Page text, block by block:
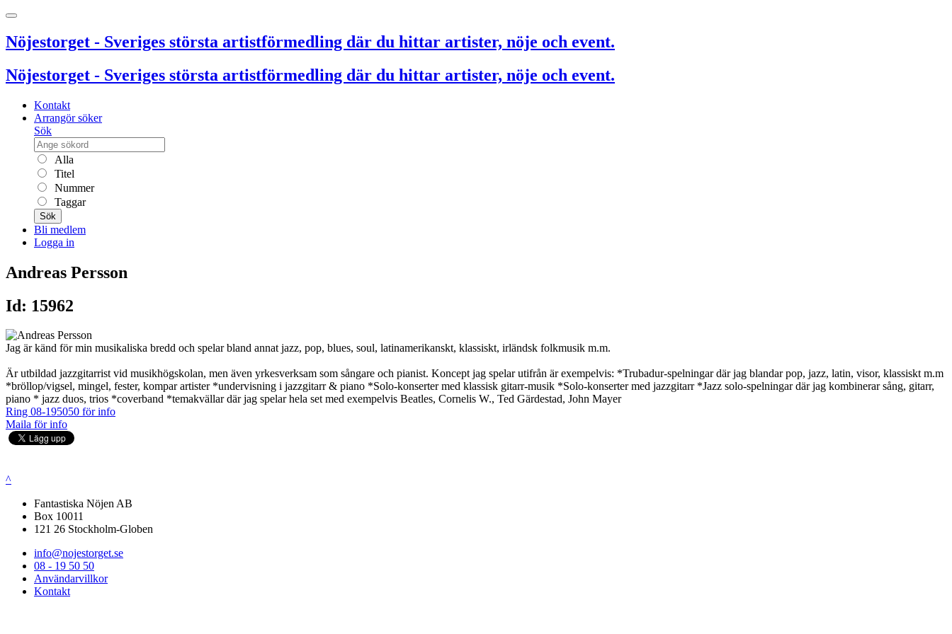
Nöjestorget - Sveriges största artistförmedling där du hittar artister, nöje och event.
Nöjestorget - Sveriges största artistförmedling där du hittar artister, nöje och event.
Kontakt
Arrangör söker
Sök
Alla
Titel
Nummer
Taggar
Sök
Bli medlem
Logga in
Andreas Persson
Id: 15962
Jag är känd för min musikaliska bredd och spelar bland annat jazz, pop, blues, soul, latinamerikanskt, klassiskt, irländsk folkmusik m.m.
Är utbildad jazzgitarrist vid musikhögskolan, men även yrkesverksam som sångare och pianist. Koncept jag spelar utifrån är exempelvis: *Trubadur-spelningar där jag blandar pop, jazz, latin, visor, klassiskt m.m
*bröllop/vigsel, mingel, fester, kompar artister *undervisning i jazzgitarr & piano *Solo-konserter med klassisk gitarr-musik *Solo-konserter med jazzgitarr *Jazz solo-spelningar där jag kombinerar sång, gitarr,
piano * jazz duos, trios *coverband *temakvällar där jag spelar hela set med exempelvis Beatles, Cornelis W., Ted Gärdestad, John Mayer
Ring 08-195050 för info
Maila för info
^
Fantastiska Nöjen AB
Box 10011
121 26 Stockholm-Globen
info@nojestorget.se
08 - 19 50 50
Användarvillkor
Kontakt